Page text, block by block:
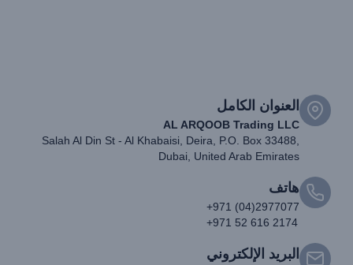
العنوان الكامل
AL ARQOOB Trading LLC
Salah Al Din St - Al Khabaisi, Deira, P.O. Box 33488,
Dubai, United Arab Emirates
هاتف
+971 (04)2977077
+971 52 616 2174
البريد الإلكتروني